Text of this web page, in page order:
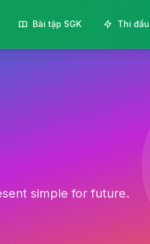
Bài tập SGK Thi đấu
simple for future.